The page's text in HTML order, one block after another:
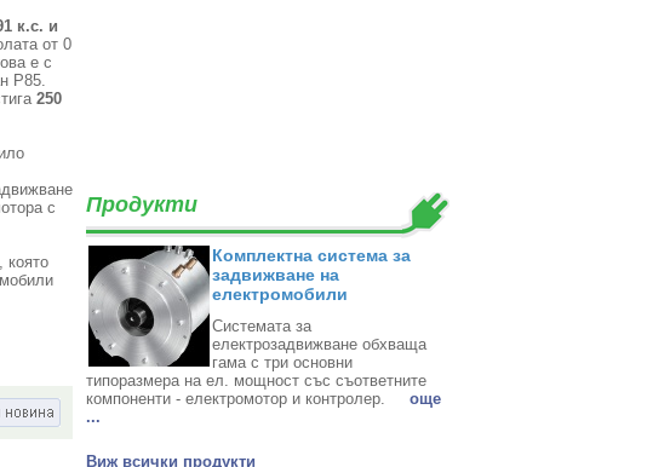
к.с. и
от 0
е с
P85.
250
с
която
Продукти
Комплектна система за
задвижване на
електромобили
Системата за
електрозадвижване обхваща
гама с три основни
типоразмера на ел. мощност със съответните
компоненти - електромотор и контролер. ‎ oще
...
Виж всички продукти